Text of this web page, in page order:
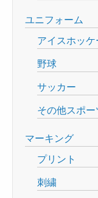
ユニフォーム
アイスホッケ
野球
サッカー
その他スポー
マーキング
プリント
刺繍